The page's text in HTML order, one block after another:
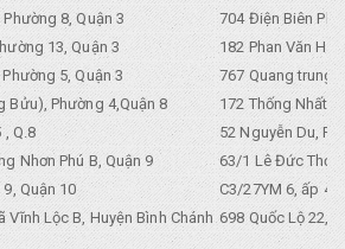
8, Quận 3
704 Điện Biên
13, Quận 3
182 Phan Văn
5, Quận 3
767 Quang trung,
Bửu), Phường 4,Quận 8
172 Thống Nhất.
, Q.8
52 Nguyễn Du,
Nhơn Phú B, Quận 9
63/1 Lê Đức Thọ,
Quận 10
C3/27YM 6, ấp 4,
Vĩnh Lộc B, Huyện Bình Chánh 698 Quốc Lộ 22,